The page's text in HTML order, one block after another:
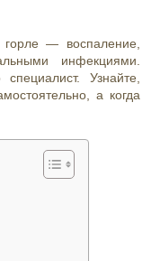
— воспаление,
инфекциями.
Узнайте,
а когда